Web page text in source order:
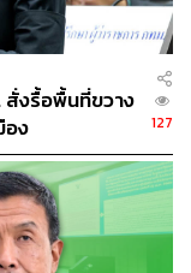
นวร่วม CAC รวม
ป็นแขนขาการ
านคอร์รัปชันด้วย
บประชาชน บรรจุ
ละเปิดช่องทางให้
ดภัยผ่านระบบ
สั่งรื้อพื้นที่ขวาง
อง
127